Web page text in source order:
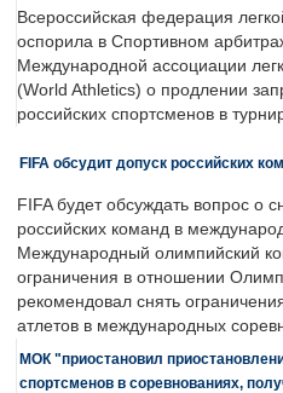
Всероссийская федерация
оспорила в Спортивном
Международной ассоциации
(World Athletics) о продлении
российских спортсменов в
FIFA обсудит допуск российских
FIFA будет обсуждать вопрос о
российских команд в
Международный олимпийский
ограничения в отношении
рекомендовал снять
атлетов в международных
МОК "приостановил
спортсменов в соревнованиях,